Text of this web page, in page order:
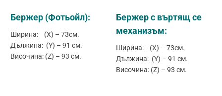
Бержер (Фотьойл):
Ширина: (X) – 73см.
Дължина: (Y) – 91 см.
Височина: (Z) – 93 см.
Бержер с въртящ се
механизъм:
Ширина: (X) – 73см.
Дължина: (Y) – 91 см.
Височина: (Z) – 93 см.